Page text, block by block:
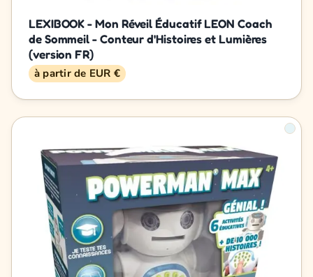
LEXIBOOK - Mon Réveil Éducatif LEON Coach
de Sommeil - Conteur d'Histoires et Lumières
(version FR)
à partir de EUR €